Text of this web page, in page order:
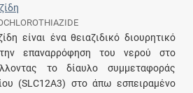
είναι ένα θειαζιδικό διουρητικό
επαναρρόφηση του νερού στο
το δίαυλο συμμεταφοράς
(SLC12A3) στο άπω εσπειραμένο